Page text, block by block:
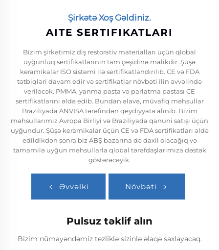
Şirkətə Xoş Gəldiniz.
AITE SERTIFIKATLARI
Bizim şirkətimiz diş restorativ materialları üçün qlobal
uyğunluq sertifikatlarının tam çeşidinə malikdir. Şüşə
keramikalar ISO sistemi ilə sertifikatlandırılıb. CE və FDA
tətbiqləri davam edir və sertifikatlar növbəti ilin əvvəlində
veriləcək. PMMA, yanma pasta və parlatma pastası CE
sertifikatlarını əldə edib. Bundan əlavə, müvafiq məhsullar
Braziliyada ANVISA tərəfindən qeydiyyata alınıb. Bizim
məhsullarımız Avropa Birliyi və Braziliyada qanuni satışı üçün
uyğundur. Şüşə keramikalar üçün CE və FDA sertifikatları əldə
edildikdən sonra biz ABŞ bazarına də daxil olacağıq və
tamamilə uyğun məhsullarla qlobal tərəfdaşlarımıza dəstək
göstərəcəyik.
Əvvəlki Növbəti
Pulsuz təklif alın
Bizim nümayəndəmiz tezliklə sizinlə əlaqə saxlayacaq.